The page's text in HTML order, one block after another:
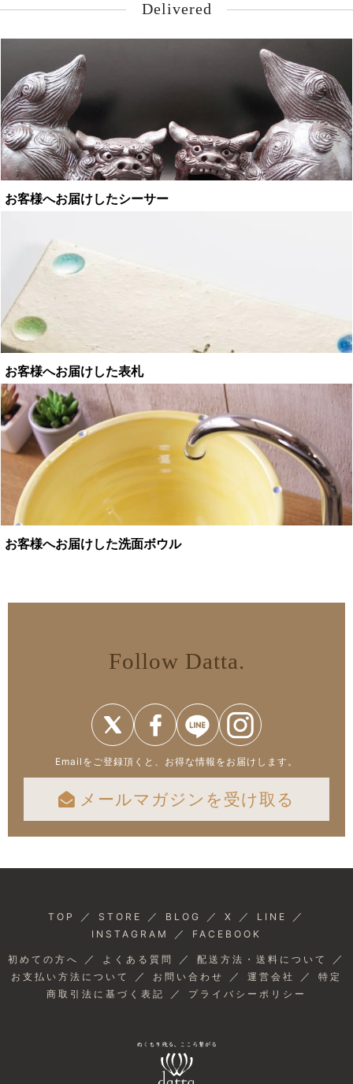
Delivered
お客様へお届けしたシーサー
お客様へお届けした表札
お客様へお届けした洗面ボウル
Follow Datta.
Emailをご登録頂くと、お得な情報をお届けします。
メールマガジンを受け取る
TOP ／ STORE ／ BLOG ／ X ／ LINE ／
INSTAGRAM ／ FACEBOOK
初めての方へ ／ よくある質問 ／ 配送方法・送料について ／
お支払い方法について ／ お問い合わせ ／ 運営会社 ／ 特定
商取引法に基づく表記
／ プライバシーポリシー